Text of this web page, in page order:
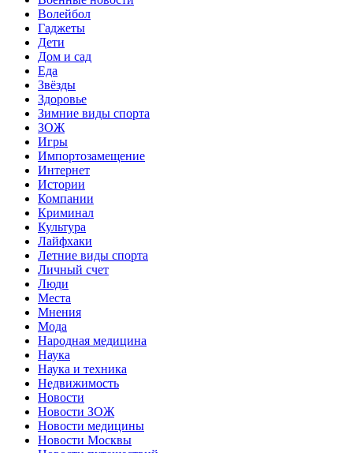
Волейбол
Гаджеты
Дети
Дом и сад
Еда
Звёзды
Здоровье
Зимние виды спорта
ЗОЖ
Игры
Импортозамещение
Интернет
Истории
Компании
Криминал
Культура
Лайфхаки
Летние виды спорта
Личный счет
Люди
Места
Мнения
Мода
Народная медицина
Наука
Наука и техника
Недвижимость
Новости
Новости ЗОЖ
Новости медицины
Новости Москвы